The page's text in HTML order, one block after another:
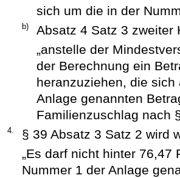
sich um die in der
b)
Absatz 4 Satz 3 zweiter
„anstelle der
der Berechnung ein
heranzuziehen, die
Anlage genannten
Familienzuschlag nach
4.
§ 39 Absatz 3 Satz 2 wird
„Es darf nicht hinter 76,47
Nummer 1 der Anlage